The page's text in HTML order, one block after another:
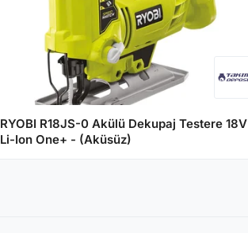
RYOBI R18JS-0 Akülü Dekupaj Testere 18V
Li-Ion One+ - (Aküsüz)